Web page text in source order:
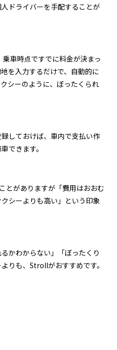
ドライバーを手配することが
車時点ですでに料金が決まっ
を入力するだけで、自動的に
シーのように、ぼったくられ
しておけば、車内で支払い作
できます。
とがありますが「費用はおおむ
シーよりも高い」という印象
かわからない」「ぼったくり
りも、Strollがおすすめです。